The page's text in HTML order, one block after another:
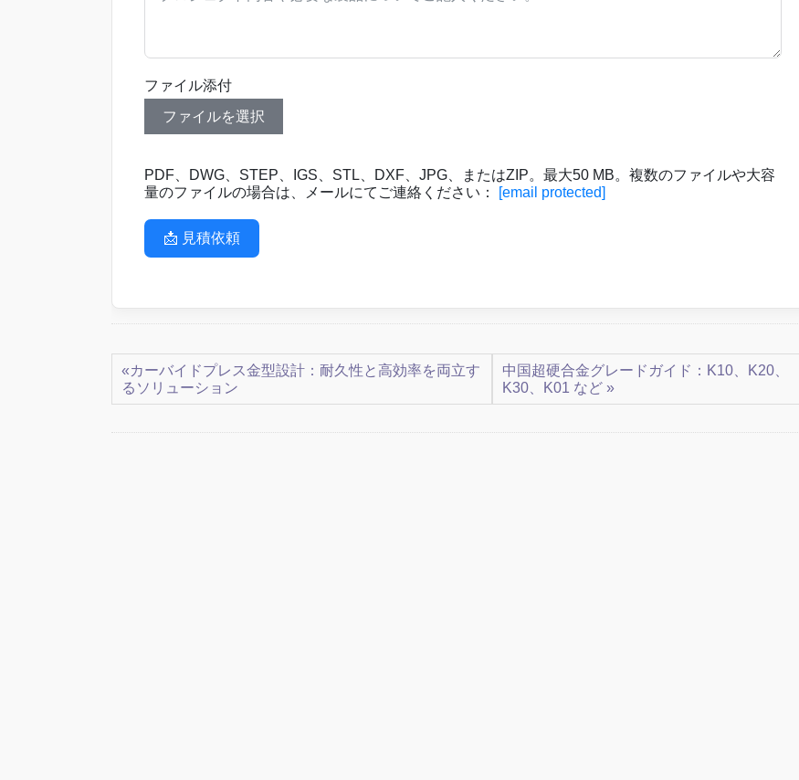
ファイル添付
ファイルを選択
PDF、DWG、STEP、IGS、STL、DXF、JPG、またはZIP。最大50 MB。複数のファイルや大容
量のファイルの場合は、メールにてご連絡ください：
[email protected]
📩 見積依頼
«カーバイドプレス金型設計：耐久性と高効率を両立す
るソリューション
中国超硬合金グレードガイド：K10、K20、
K30、K01 など »